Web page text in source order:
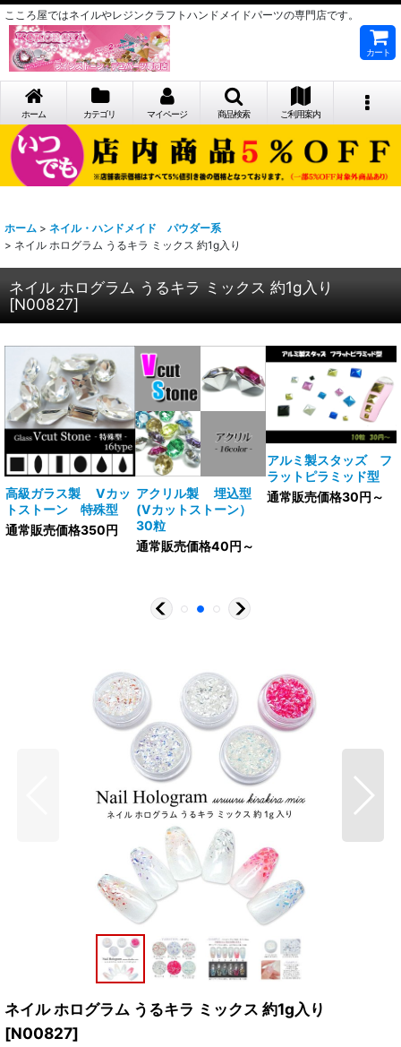
こころ屋ではネイルやレジンクラフトハンドメイドパーツの専門店です。
カート
ホーム カテゴリ マイページ 商品検索 ご利用案内
ホーム > ネイル・ハンドメイド パウダー系
> ネイル ホログラム うるキラ ミックス 約1g入り
ネイル ホログラム うるキラ ミックス 約1g入り
[N00827]
高級ガラス製 Vカッ
トストーン 特殊型
通常販売価格350円
アクリル製 埋込型
(Vカットストーン）
30粒
通常販売価格40円～
アルミ製スタッズ フ
ラットピラミッド型
通常販売価格30円～
ネイル ホログラム うるキラ ミックス 約1g入り
[N00827]